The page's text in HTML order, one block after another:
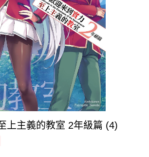
上主義的教室 2年級篇 (4)